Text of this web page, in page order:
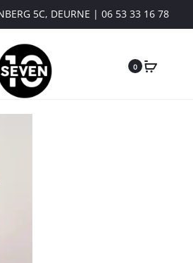
5C, DEURNE | 06 53 33 16 78
0